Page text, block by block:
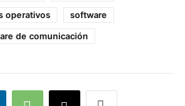
operativos
software
de comunicación